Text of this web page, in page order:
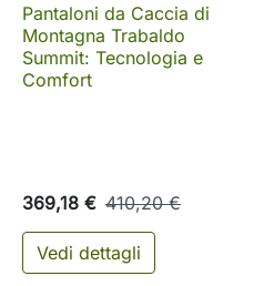
Pantaloni da Caccia di
Montagna Trabaldo
Summit: Tecnologia e
Comfort
369,18 € 410,20 €
Vedi dettagli